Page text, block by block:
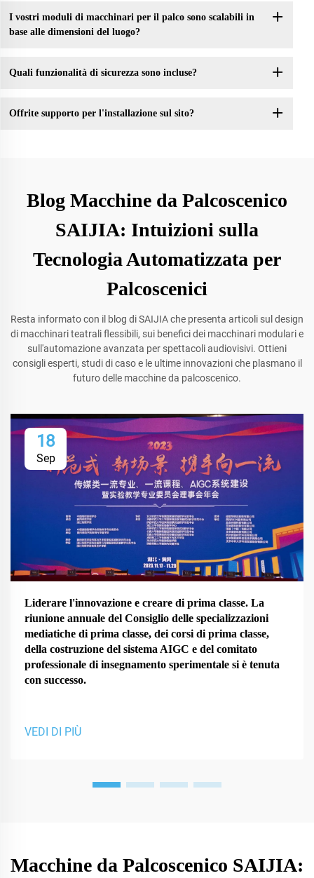
I vostri moduli di macchinari per il palco sono scalabili in
base alle dimensioni del luogo?
Quali funzionalità di sicurezza sono incluse?
Offrite supporto per l'installazione sul sito?
Blog Macchine da Palcoscenico
SAIJIA: Intuizioni sulla
Tecnologia Automatizzata per
Palcoscenici
Resta informato con il blog di SAIJIA che presenta articoli sul design
di macchinari teatrali flessibili, sui benefici dei macchinari modulari e
sull'automazione avanzata per spettacoli audiovisivi. Ottieni
consigli esperti, studi di caso e le ultime innovazioni che plasmano il
futuro delle macchine da palcoscenico.
18
Sep
Liderare l'innovazione e creare di prima classe. La
riunione annuale del Consiglio delle specializzazioni
mediatiche di prima classe, dei corsi di prima classe,
della costruzione del sistema AIGC e del comitato
professionale di insegnamento sperimentale si è tenuta
con successo.
VEDI DI PIÙ
Macchine da Palcoscenico SAIJIA: